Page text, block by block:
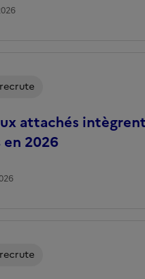
attachés
2026